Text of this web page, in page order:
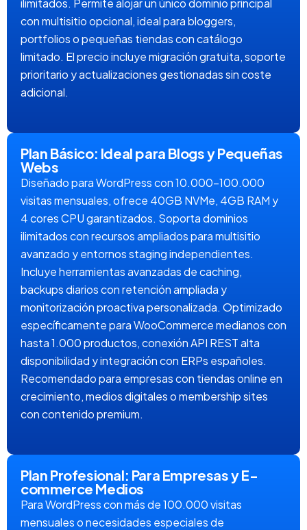
ilimitados. Permite alojar un único dominio principal
con multisitio opcional, ideal para bloggers,
portfolios o pequeñas tiendas con catálogo
limitado. El precio incluye migración gratuita, soporte
prioritario y actualizaciones gestionadas sin coste
adicional.
Plan Básico: Ideal para Blogs y Pequeñas
Webs
Diseñado para WordPress con 10.000-100.000
visitas mensuales, ofrece 40GB NVMe, 4GB RAM y
4 cores CPU garantizados. Soporta dominios
ilimitados con recursos ampliados para multisitio
avanzado y entornos staging independientes.
Incluye herramientas avanzadas de caching,
backups diarios con retención ampliada y
monitorización proactiva personalizada. Optimizado
específicamente para WooCommerce medianos con
hasta 1.000 productos, conexión API REST alta
disponibilidad y integración con ERPs españoles.
Recomendado para empresas con tiendas online en
crecimiento, medios digitales o membership sites
con contenido premium.
Plan Profesional: Para Empresas y E-
commerce Medios
Para WordPress con más de 100.000 visitas
mensuales o necesidades especiales de